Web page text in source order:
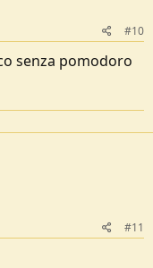
#10
senza pomodoro
#11